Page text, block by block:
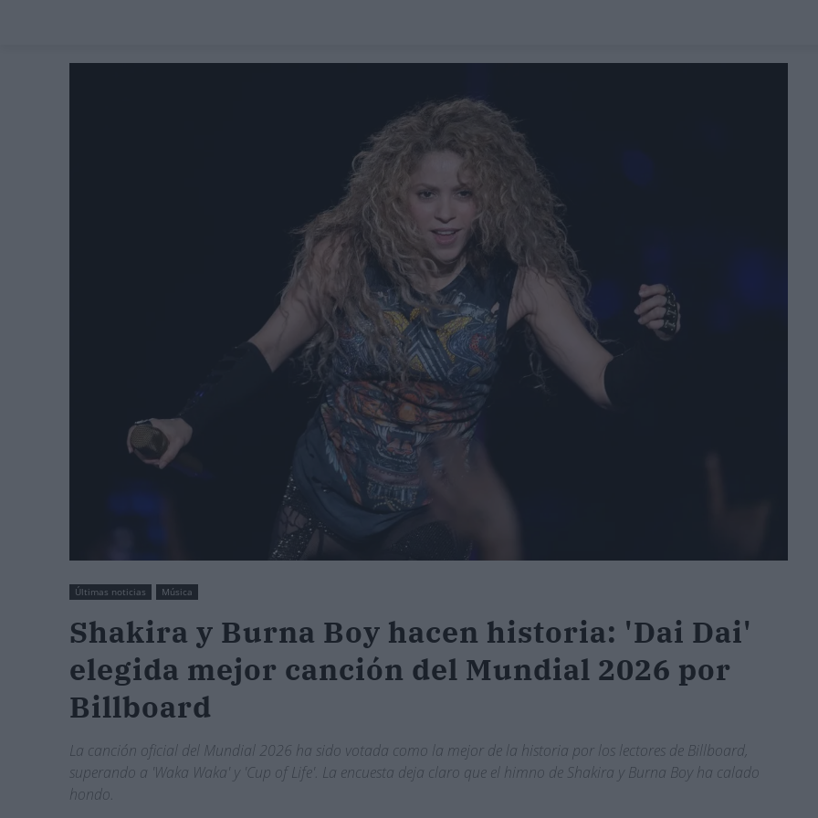
Últimas noticias Música
Shakira y Burna Boy hacen historia: 'Dai Dai'
elegida mejor canción del Mundial 2026 por
Billboard
La canción oficial del Mundial 2026 ha sido votada como la mejor de la historia por los lectores de Billboard,
superando a 'Waka Waka' y 'Cup of Life'. La encuesta deja claro que el himno de Shakira y Burna Boy ha calado
hondo.